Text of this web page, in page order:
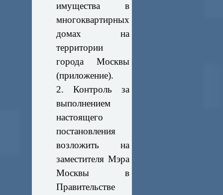
имущества в
многоквартирных
домах на
территории
города Москвы
(приложение).
2. Контроль за
выполнением
настоящего
постановления
возложить на
заместителя Мэра
Москвы в
Правительстве